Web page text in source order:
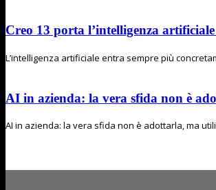
Creo 13 porta l’intelligenza
L’intelligenza artificiale entra sempre più
AI in azienda: la vera sfida non è
AI in azienda: la vera sfida non è adottarla, ma